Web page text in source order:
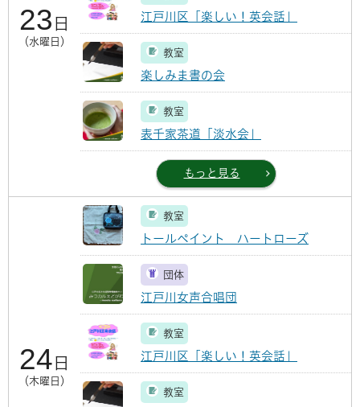
23 日
（水曜日）
江戸川区「楽しい！英会話」
教室
楽しみま書の会
教室
表千家茶道「淡水会」
もっと見る
24 日
（木曜日）
教室
トールペイント ハートローズ
団体
江戸川女声合唱団
教室
江戸川区「楽しい！英会話」
教室